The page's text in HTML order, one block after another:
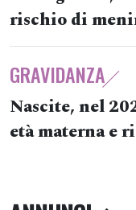
rischio di
GRAVIDANZA
Nascite, nel
età materna e